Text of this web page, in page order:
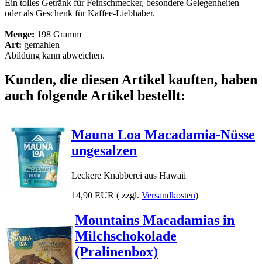
Ein tolles Getränk für Feinschmecker, besondere Gelegenheiten
oder als Geschenk für Kaffee-Liebhaber.
Menge: 198 Gramm
Art: gemahlen
Abildung kann abweichen.
Kunden, die diesen Artikel kauften, haben
auch folgende Artikel bestellt:
Mauna Loa Macadamia-Nüsse
ungesalzen
Leckere Knabberei aus Hawaii
14,90 EUR ( zzgl. Versandkosten)
Mountains Macadamias in
Milchschokolade
(Pralinenbox)